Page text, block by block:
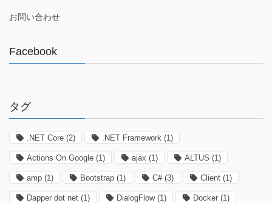
お問い合わせ
Facebook
タグ
.NET Core (2) .NET Framework (1)
Actions On Google (1) ajax (1) ALTUS (1)
amp (1) Bootstrap (1) C#(3) Client (1)
Dapper dot net (1) DialogFlow(1) Docker (1)